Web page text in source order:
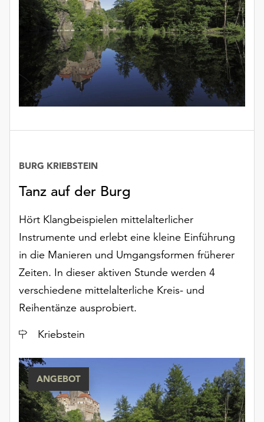
Tanz auf der Burg
BURG KRIEBSTEIN
Hört Klangbeispielen mittelalterlicher
Instrumente und erlebt eine kleine Einführung
in die Manieren und Umgangsformen früherer
Zeiten. In dieser aktiven Stunde werden 4
verschiedene mittelalterliche Kreis- und
Reihentänze ausprobiert.
Ort
Kriebstein
ANGEBOT